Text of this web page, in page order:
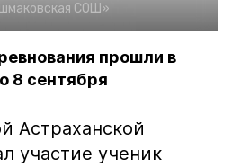
СОШ»
прошли в
8 сентября
Астраханской
участие ученик